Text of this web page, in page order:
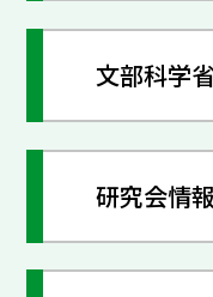
文部科学
研究会情報